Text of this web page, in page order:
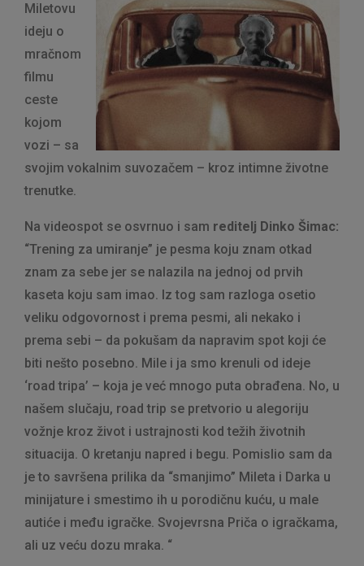
Miletovu
ideju o
mračnom
filmu
ceste
kojom
vozi – sa
svojim vokalnim suvozačem – kroz intimne životne
trenutke.
Na videospot se osvrnuo i sam reditelj Dinko Šimac:
“Trening za umiranje” je pesma koju znam otkad
znam za sebe jer se nalazila na jednoj od prvih
kaseta koju sam imao. Iz tog sam razloga osetio
veliku odgovornost i prema pesmi, ali nekako i
prema sebi – da pokušam da napravim spot koji će
biti nešto posebno. Mile i ja smo krenuli od ideje
‘road tripa’ – koja je već mnogo puta obrađena. No, u
našem slučaju, road trip se pretvorio u alegoriju
vožnje kroz život i ustrajnosti kod težih životnih
situacija. O kretanju napred i begu. Pomislio sam da
je to savršena prilika da “smanjimo” Mileta i Darka u
minijature i smestimo ih u porodičnu kuću, u male
autiće i među igračke. Svojevrsna Priča o igračkama,
ali uz veću dozu mraka. “